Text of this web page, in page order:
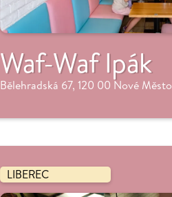
Waf-Waf Ipák
Bělehradská 67, 120 00 Nové Město
LIBEREC